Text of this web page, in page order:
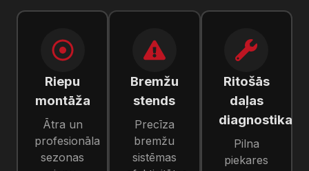
Riepu
montāža
Ātra un
profesionāla
sezonas
Bremžu
stends
Precīza
bremžu
sistēmas
Ritošās
daļas
diagnostika
Pilna
piekares